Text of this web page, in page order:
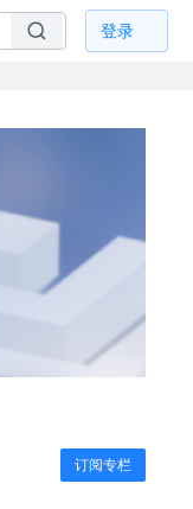
登录
订阅专栏